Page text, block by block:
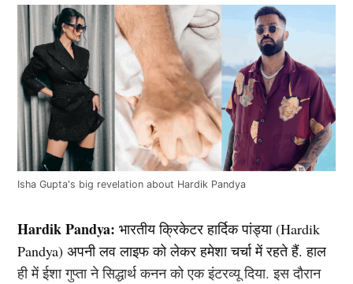
Isha Gupta's big revelation about Hardik Pandya
Hardik Pandya: भारतीय क्रिकेटर हार्दिक पांड्या (Hardik
Pandya) अपनी लव लाइफ को लेकर हमेशा चर्चा में रहते हैं. हाल
ही में ईशा गुप्ता ने सिद्धार्थ कनन को एक इंटरव्यू दिया. इस दौरान